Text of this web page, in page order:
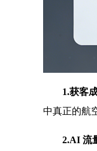
1.获客
中真正的航
2.AI 流